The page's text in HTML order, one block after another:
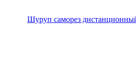
Шуруп саморез